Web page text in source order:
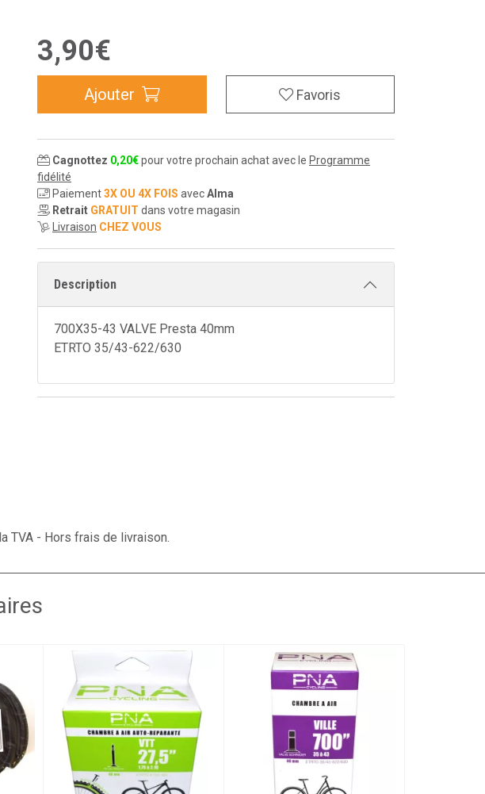
3,90€
Ajouter Favoris
Cagnottez 0,20€pour votre prochain achat avec le Programme
fidélité
Paiement3X OU 4X FOIS avecAlma
Retrait GRATUIT dans votre magasin
Livraison CHEZ VOUS
Description
700X35-43 VALVE Presta 40mm
ETRTO 35/43-622/630
TVA - Hors frais de livraison.